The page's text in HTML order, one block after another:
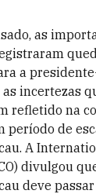
as
a
as incertezas
refletido na
período de
A
divulgou
deve